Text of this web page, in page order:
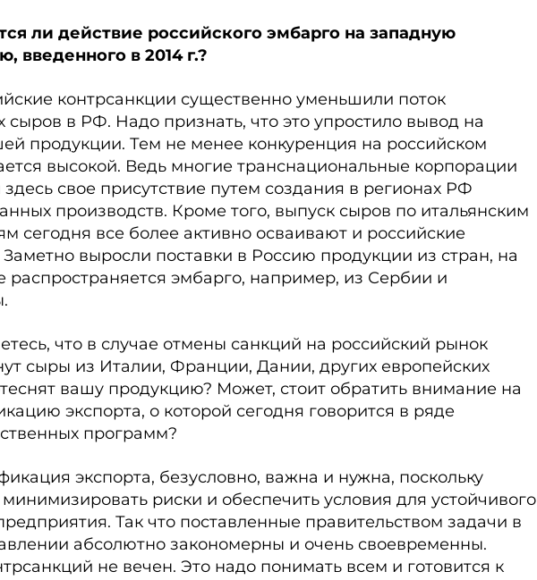
ли действие российского эмбарго на западную
введенного в 2014 г.?
контрсанкции существенно уменьшили поток
сыров в РФ. Надо признать, что это упростило вывод на
продукции. Тем не менее конкуренция на российском
высокой. Ведь многие транснациональные корпорации
здесь свое присутствие путем создания в регионах РФ
производств. Кроме того, выпуск сыров по итальянским
сегодня все более активно осваивают и российские
выросли поставки в Россию продукции из стран, на
распространяется эмбарго, например, из Сербии и
что в случае отмены санкций на российский рынок
сыры из Италии, Франции, Дании, других европейских
вашу продукцию? Может, стоит обратить внимание на
экспорта, о которой сегодня говорится в ряде
программ?
экспорта, безусловно, важна и нужна, поскольку
минимизировать риски и обеспечить условия для устойчивого
Так что поставленные правительством задачи в
абсолютно закономерны и очень своевременны.
не вечен. Это надо понимать всем и готовится к